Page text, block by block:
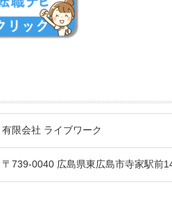
有限会社 ライブワーク
〒739-0040 広島県東広島市寺家駅前